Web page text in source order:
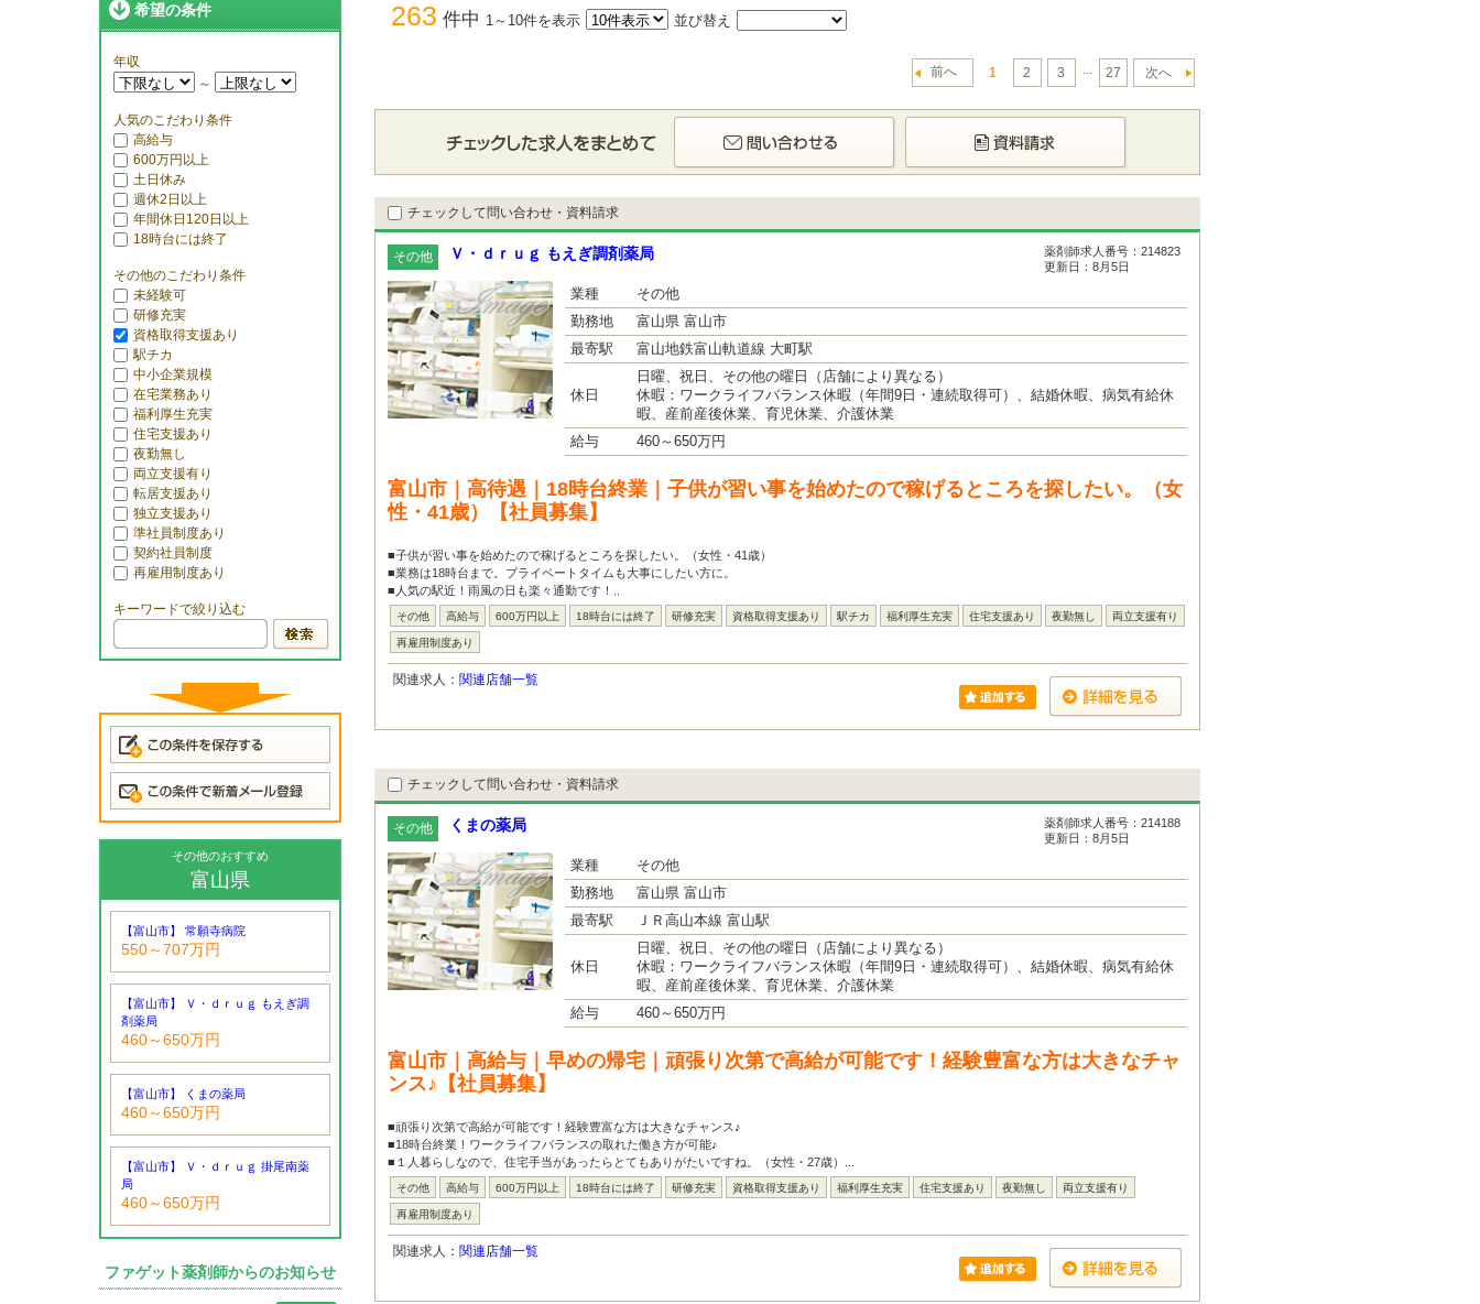
希望の条件
年収
～
人気のこだわり条件
高給与
600万円以上
土日休み
週休2日以上
年間休日120日以上
18時台には終了
その他のこだわり条件
未経験可
研修充実
資格取得支援あり
駅チカ
中小企業規模
在宅業務あり
福利厚生充実
住宅支援あり
夜勤無し
両立支援有り
転居支援あり
独立支援あり
準社員制度あり
契約社員制度
再雇用制度あり
キーワードで絞り込む
その他のおすすめ
富山県
【富山市】 常願寺病院
550～707万円
【富山市】 Ｖ・ｄｒｕｇ もえぎ調
剤薬局
460～650万円
【富山市】 くまの薬局
460～650万円
【富山市】 Ｖ・ｄｒｕｇ 掛尾南薬
局
460～650万円
ファゲット薬剤師からのお知らせ
263 件中 1～10件を表示 並び替え
前へ 1 2 3 ... 27 次へ
チェックして問い合わせ・資料請求
その他 Ｖ・ｄｒｕｇ もえぎ調剤薬局
薬剤師求人番号：214823
更新日：8月5日
業種
その他
勤務地
富山県 富山市
最寄駅
富山地鉄富山軌道線 大町駅
休日
日曜、祝日、その他の曜日（店舗により異なる）
休暇：ワークライフバランス休暇（年間9日・連続取得可）、結婚休暇、病気有給休
暇、産前産後休業、育児休業、介護休業
給与
460～650万円
富山市｜高待遇｜18時台終業｜子供が習い事を始めたので稼げるところを探したい。（女
性・41歳）【社員募集】
■子供が習い事を始めたので稼げるところを探したい。（女性・41歳）
■業務は18時台まで。プライベートタイムも大事にしたい方に。
■人気の駅近！雨風の日も楽々通勤です！..
その他 高給与 600万円以上 18時台には終了 研修充実 資格取得支援あり 駅チカ 福利厚生充実 住宅支援あり 夜勤無し 両立支援有り
再雇用制度あり
関連求人： 関連店舗一覧
チェックして問い合わせ・資料請求
その他 くまの薬局
薬剤師求人番号：214188
更新日：8月5日
業種
その他
勤務地
富山県 富山市
最寄駅
ＪＲ高山本線 富山駅
休日
日曜、祝日、その他の曜日（店舗により異なる）
休暇：ワークライフバランス休暇（年間9日・連続取得可）、結婚休暇、病気有給休
暇、産前産後休業、育児休業、介護休業
給与
460～650万円
富山市｜高給与｜早めの帰宅｜頑張り次第で高給が可能です！経験豊富な方は大きなチャ
ンス♪【社員募集】
■頑張り次第で高給が可能です！経験豊富な方は大きなチャンス♪
■18時台終業！ワークライフバランスの取れた働き方が可能♪
■１人暮らしなので、住宅手当があったらとてもありがたいですね。（女性・27歳）...
その他 高給与 600万円以上 18時台には終了 研修充実 資格取得支援あり 福利厚生充実 住宅支援あり 夜勤無し 両立支援有り
再雇用制度あり
関連求人： 関連店舗一覧